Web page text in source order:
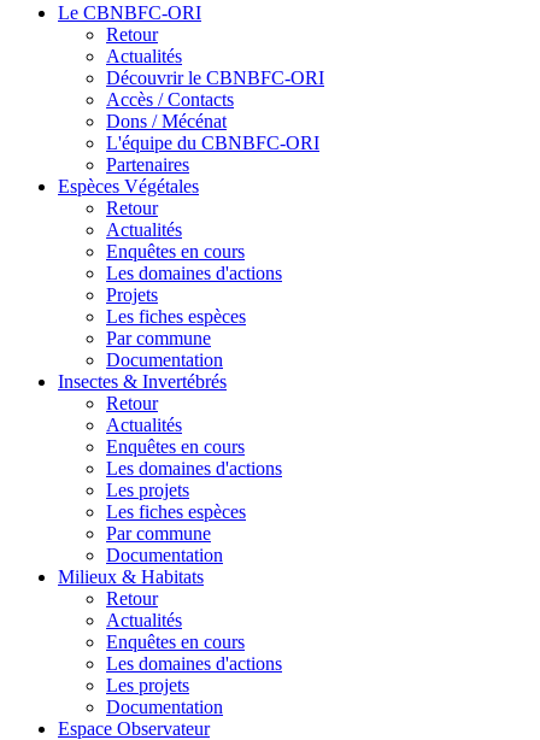
Le CBNBFC-ORI
Retour
Actualités
Découvrir le CBNBFC-ORI
Accès / Contacts
Dons / Mécénat
L'équipe du CBNBFC-ORI
Partenaires
Espèces Végétales
Retour
Actualités
Enquêtes en cours
Les domaines d'actions
Projets
Les fiches espèces
Par commune
Documentation
Insectes & Invertébrés
Retour
Actualités
Enquêtes en cours
Les domaines d'actions
Les projets
Les fiches espèces
Par commune
Documentation
Milieux & Habitats
Retour
Actualités
Enquêtes en cours
Les domaines d'actions
Les projets
Documentation
Espace Observateur